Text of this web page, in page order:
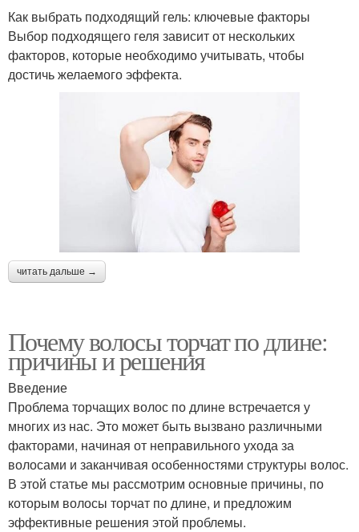
Как выбрать подходящий гель: ключевые факторы
Выбор подходящего геля зависит от нескольких
факторов, которые необходимо учитывать, чтобы
достичь желаемого эффекта.
читать дальше →
Почему волосы торчат по длине:
причины и решения
Введение
Проблема торчащих волос по длине встречается у
многих из нас. Это может быть вызвано различными
факторами, начиная от неправильного ухода за
волосами и заканчивая особенностями структуры волос.
В этой статье мы рассмотрим основные причины, по
которым волосы торчат по длине, и предложим
эффективные решения этой проблемы.